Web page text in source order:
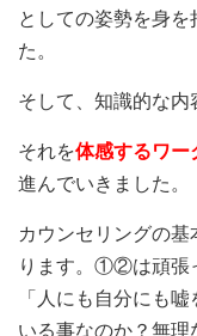
としての姿勢を身を
た。
そして、知識的な内
それを体感するワー
進んでいきました。
カウンセリングの
ります。①②は頑張
「人にも自分にも
いる事なのか？無